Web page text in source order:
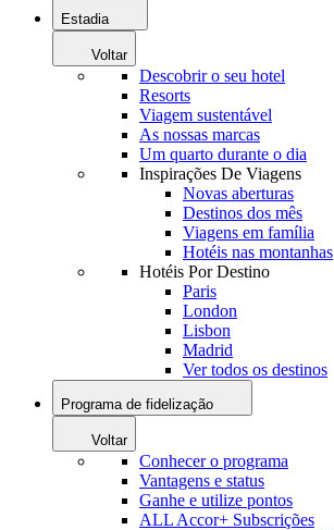
Estadia
Voltar
Descobrir o seu hotel
Resorts
Viagem sustentável
As nossas marcas
Um quarto durante o dia
Inspirações De Viagens
Novas aberturas
Destinos dos mês
Viagens em família
Hotéis nas montanhas
Hotéis Por Destino
Paris
London
Lisbon
Madrid
Ver todos os destinos
Programa de fidelização
Voltar
Conhecer o programa
Vantagens e status
Ganhe e utilize pontos
ALL Accor+ Subscrições